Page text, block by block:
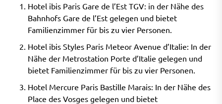
Hotel ibis Paris Gare de l’Est TGV: in der Nähe des
Bahnhofs Gare de l’Est gelegen und bietet
Familienzimmer für bis zu vier Personen.
Hotel ibis Styles Paris Meteor Avenue d’Italie: In der
Nähe der Metrostation Porte d’Italie gelegen und
bietet Familienzimmer für bis zu vier Personen.
Hotel Mercure Paris Bastille Marais: In der Nähe des
Place des Vosges gelegen und bietet